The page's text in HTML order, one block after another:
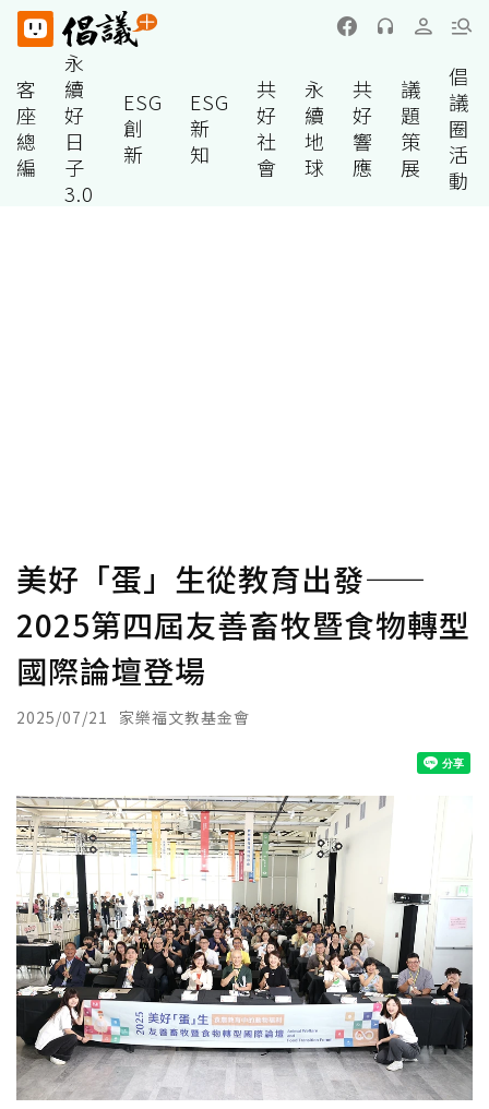
客
座
總
編
永
續
好
日
子
3.0
ESG
創
新
ESG
新
知
共
好
社
會
永
續
地
球
共
好
響
應
議
題
策
展
倡
議
圈
活
動
美好「蛋」生從教育出發——
2025第四屆友善畜牧暨食物轉型
國際論壇登場
2025/07/21 家樂福文教基金會